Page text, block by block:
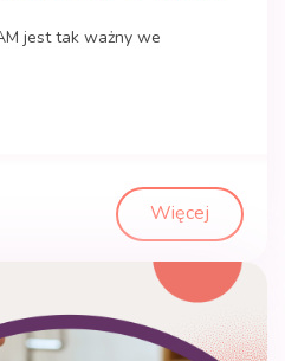
jest tak ważny we
Więcej